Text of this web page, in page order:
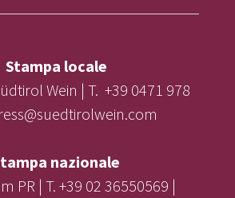
Stampa locale
Wein | T. +39 0471 978
nazionale
PR | T. +39 02 36550569 |